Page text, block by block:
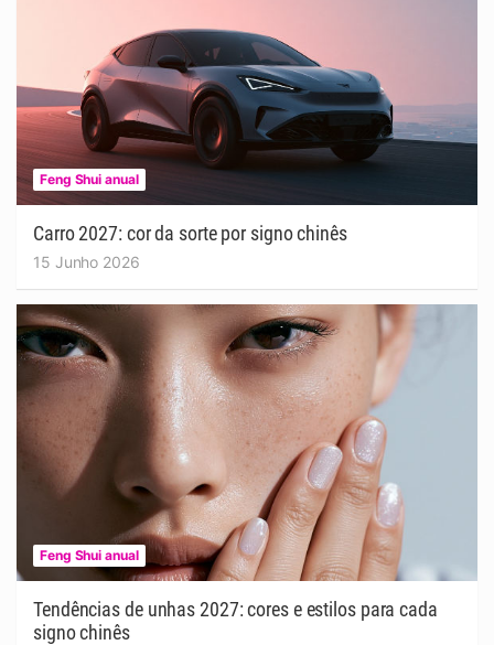
Feng Shui anual
Carro 2027: cor da sorte por signo chinês
15 Junho 2026
Feng Shui anual
Tendências de unhas 2027: cores e estilos para cada
signo chinês